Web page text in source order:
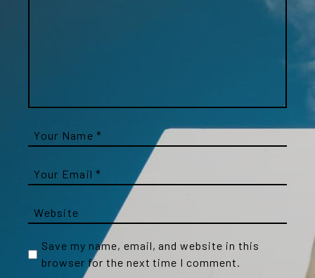
Save my name, email, and website in this
browser for the next time I comment.